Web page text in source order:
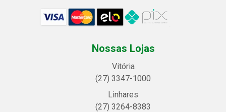
Nossas Lojas
Vitória
(27) 3347-1000
Linhares
(27) 3264-8383